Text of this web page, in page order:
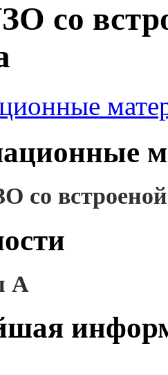
со
со встроеной
A